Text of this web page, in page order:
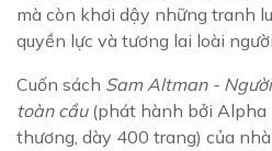
mà còn khơi dậy những tranh
quyền lực và tương lai loài
Cuốn sách Sam Altman -
toàn cầu(phát hành bởi Alpha
thương, dày 400 trang) của